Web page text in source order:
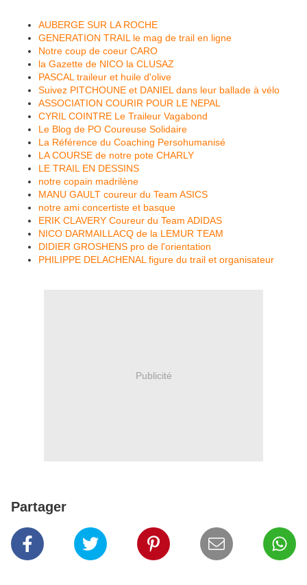
AUBERGE SUR LA ROCHE
GENERATION TRAIL le mag de trail en ligne
Notre coup de coeur CARO
la Gazette de NICO la CLUSAZ
PASCAL traileur et huile d'olive
Suivez PITCHOUNE et DANIEL dans leur ballade à vélo
ASSOCIATION COURIR POUR LE NEPAL
CYRIL COINTRE Le Traileur Vagabond
Le Blog de PO Coureuse Solidaire
La Référence du Coaching Persohumanisé
LA COURSE de notre pote CHARLY
LE TRAIL EN DESSINS
notre copain madrilène
MANU GAULT coureur du Team ASICS
notre ami concertiste et basque
ERIK CLAVERY Coureur du Team ADIDAS
NICO DARMAILLACQ de la LEMUR TEAM
DIDIER GROSHENS pro de l'orientation
PHILIPPE DELACHENAL figure du trail et organisateur
Publicité
Partager